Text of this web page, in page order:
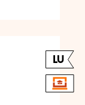
LU